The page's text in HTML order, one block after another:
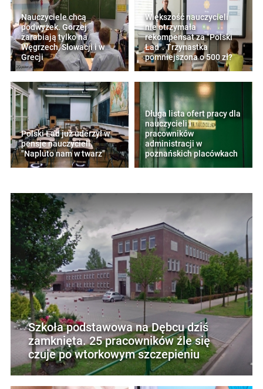
Nauczyciele chcą
podwyżek. Gorzej
zarabiają tylko na
Węgrzech, Słowacji i w
Grecji
Większość nauczycieli
nie otrzymała
rekompensat za "Polski
Ład". Trzynastka
pomniejszona o 500 zł?
Polski Ład już uderzył w
pensje nauczycieli.
"Napluto nam w twarz"
Długa lista ofert pracy dla
nauczycieli i
pracowników
administracji w
poznańskich placówkach
Szkoła podstawowa na Dębcu dziś
zamknięta. 25 pracowników źle się
czuje po wtorkowym szczepieniu